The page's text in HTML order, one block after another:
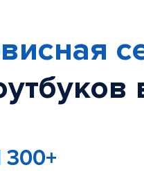
300+